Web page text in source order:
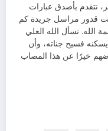
نتقدم بأصدق عبارات
آيت قدور مراسل جريدة كم
الله. نسأل الله العلي
فسيح جناته، وأن
خيرًا عن هذا المصاب